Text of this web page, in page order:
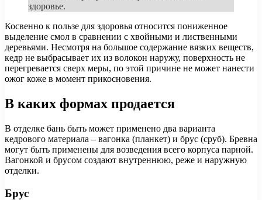
здоровье.
Косвенно к пользе для здоровья относится пониженное
выделение смол в сравнении с хвойными и лиственными
деревьями. Несмотря на большое содержание вязких веществ,
кедр не выбрасывает их из волокон наружу, поверхность не
перегревается сверх меры, по этой причине не может нанести
ожог коже в момент прикосновения.
В каких формах продается
В отделке бань быть может применено два варианта
кедрового материала – вагонка (планкет) и брус (сруб). Бревна
могут быть применены для возведения всего корпуса парной.
Вагонкой и брусом создают внутреннюю, реже и наружную
отделки.
Брус